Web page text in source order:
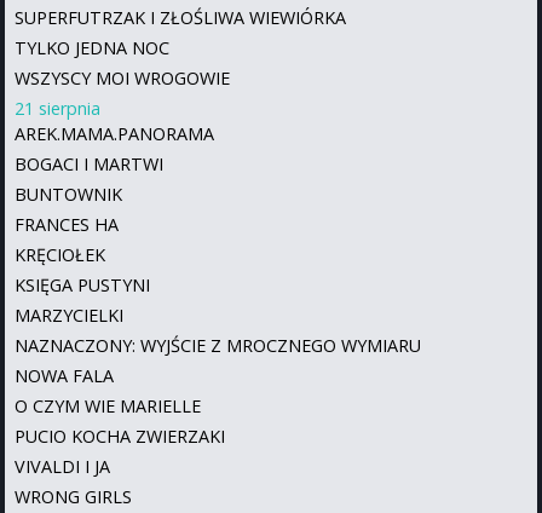
SUPERFUTRZAK I ZŁOŚLIWA WIEWIÓRKA
TYLKO JEDNA NOC
WSZYSCY MOI WROGOWIE
21 sierpnia
AREK.MAMA.PANORAMA
BOGACI I MARTWI
BUNTOWNIK
FRANCES HA
KRĘCIOŁEK
KSIĘGA PUSTYNI
MARZYCIELKI
NAZNACZONY: WYJŚCIE Z MROCZNEGO WYMIARU
NOWA FALA
O CZYM WIE MARIELLE
PUCIO KOCHA ZWIERZAKI
VIVALDI I JA
WRONG GIRLS